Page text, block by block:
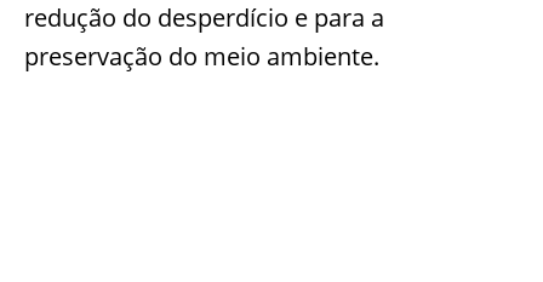
redução do desperdício e para a
preservação do meio ambiente.